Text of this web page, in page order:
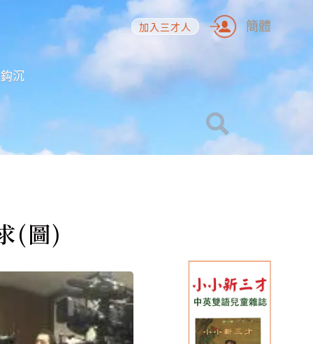
沉
加入三才人 簡體
(圖)